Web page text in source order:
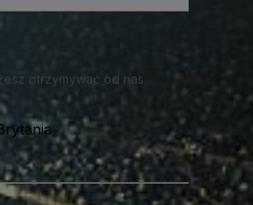
otrzymywać od nas